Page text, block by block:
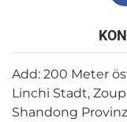
Add: 200 Meter
Linchi Stadt,
Shandong